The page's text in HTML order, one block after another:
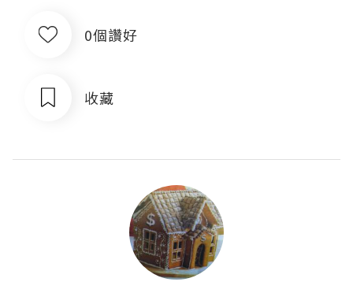
0個讚好
收藏